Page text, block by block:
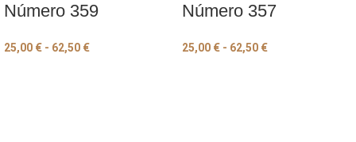
Número 359
25,00 € - 62,50 €
Número 357
25,00 € - 62,50 €